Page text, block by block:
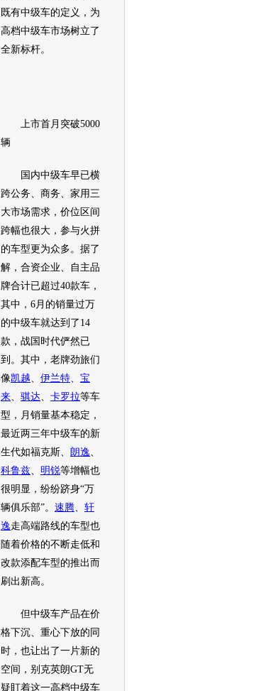
既有中级车的定义，为
高档中级车市场树立了
全新标杆。
上市首月突破5000
辆
国内中级车早已横
跨公务、商务、家用三
大市场需求，价位区间
跨幅也很大，参与火拼
的车型更为众多。据了
解，合资企业、自主品
牌合计已超过40款车，
其中，6月的销量过万
的中级车就达到了14
款，战国时代俨然已
到。其中，老牌劲旅们
像凯越 伊兰特
宝
来
骐达 卡罗拉等车
型，月 销量基本稳定，
最近两三年中级车的新
生代如福克斯、 朗逸
科鲁兹
明锐等增幅也
很明显，纷纷跻身“万
辆俱乐部”。 速腾
轩
逸走高端路线的车型也
随着价格的不断走低和
改款添配车型的推出而
刷出新高。
但中级车产品在价
格下沉、重心下放的同
时，也让出了一片新的
空间， 别克英朗GT无
疑盯着这一高档中级车